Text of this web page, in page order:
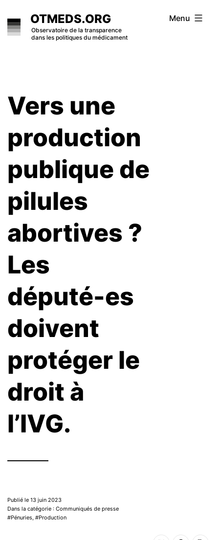
to
content
OTMEDS.ORG
Observatoire de la transparence
dans les politiques du médicament
Menu
Vers une
production
publique de
pilules
abortives ?
Les
député-es
doivent
protéger le
droit à
l’IVG.
Publié le 13 juin 2023
Dans la catégorie : Communiqués de presse
Pénuries
Production